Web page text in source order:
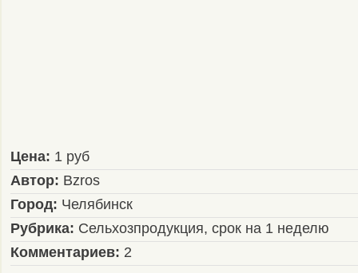
Цена: 1 руб
Автор: Bzros
Город: Челябинск
Рубрика: Сельхозпродукция, срок на 1 неделю
Комментариев: 2